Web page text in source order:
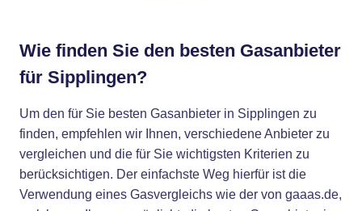
Wie finden Sie den besten Gasanbieter
für Sipplingen?
Um den für Sie besten Gasanbieter in Sipplingen zu
finden, empfehlen wir Ihnen, verschiedene Anbieter zu
vergleichen und die für Sie wichtigsten Kriterien zu
berücksichtigen. Der einfachste Weg hierfür ist die
Verwendung eines Gasvergleichs wie der von gaaas.de,